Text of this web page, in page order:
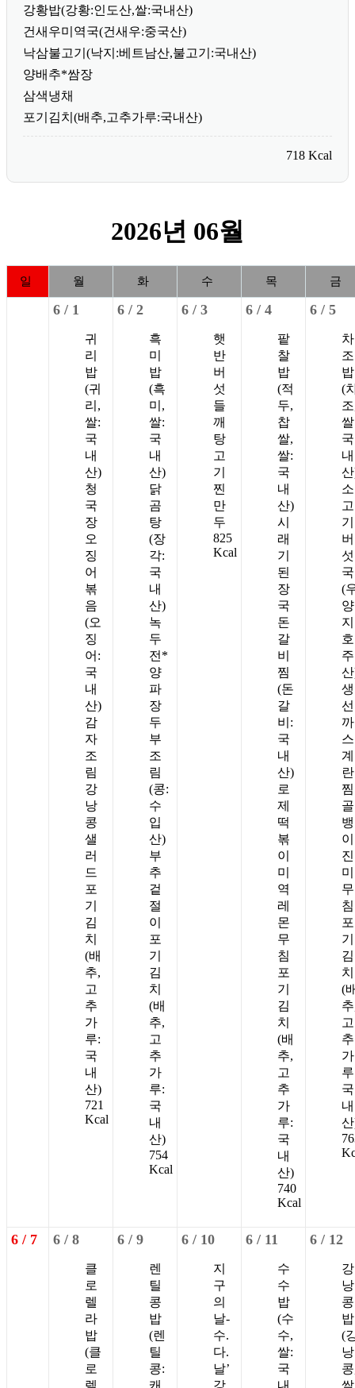
강황밥(강황:인도산,쌀:국내산)
건새우미역국(건새우:중국산)
낙삼불고기(낙지:베트남산,불고기:국내산)
양배추*쌈장
삼색냉채
포기김치(배추,고추가루:국내산)
718 Kcal
2026년 06월
일 월 화 수 목 금
6 / 1
귀
리
밥
(귀
리,
쌀:
국
내
산)
청
국
장
오
징
어
볶
음
(오
징
어:
국
내
산)
감
자
조
림
강
낭
콩
샐
러
드
포
기
김
치
(배
추,
고
추
가
루:
국
내
산)
721
Kcal
6 / 2
흑
미
밥
(흑
미,
쌀:
국
내
산)
닭
곰
탕
(장
각:
국
내
산)
녹
두
전*
양
파
장
두
부
조
림
(콩:
수
입
산)
부
추
겉
절
이
포
기
김
치
(배
추,
고
추
가
루:
국
내
산)
754
Kcal
6 / 3
햇
반
버
섯
들
깨
탕
고
기
찐
만
두
825
Kcal
6 / 4
팥
찰
밥
(적
두,
찹
쌀,
쌀:
국
내
산)
시
래
기
된
장
국
돈
갈
비
찜
(돈
갈
비:
국
내
산)
로
제
떡
볶
이
미
역
레
몬
무
침
포
기
김
치
(배
추,
고
추
가
루:
국
내
산)
740
Kcal
6 / 5
차
조
밥
(
국
내
소
고
기
버
섯
국
(
양
호
주
생
선
까
스
계
란
찜
골
뱅
이
진
미
무
침
포
기
김
치
(
고
추
가
국
내
6 / 7 6 / 8
클
로
렐
라
밥
(클
로
렐
6 / 9
렌
틸
콩
밥
(렌
틸
콩:
캐
6 / 10
지
구
의
날-
수.
다.
날’
강
6 / 11
수
수
밥
(수
수,
쌀:
국
내
6 / 12
강
낭
콩
밥
(
낭